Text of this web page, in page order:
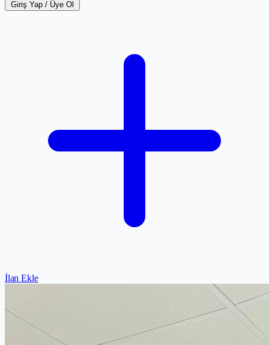
Giriş Yap / Üye Ol
İlan Ekle